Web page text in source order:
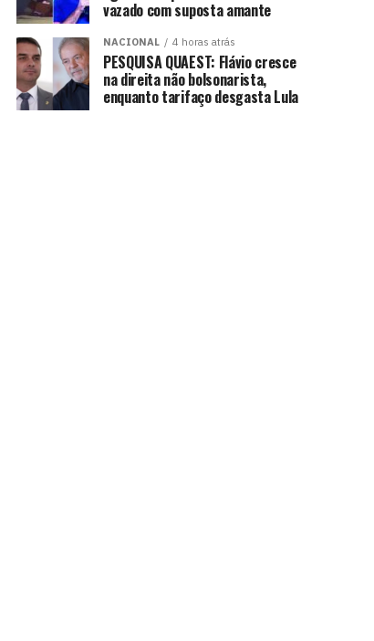
vazado com suposta amante
NACIONAL 4 horas atrás
PESQUISA QUAEST: Flávio cresce
na direita não bolsonarista,
enquanto tarifaço desgasta Lula